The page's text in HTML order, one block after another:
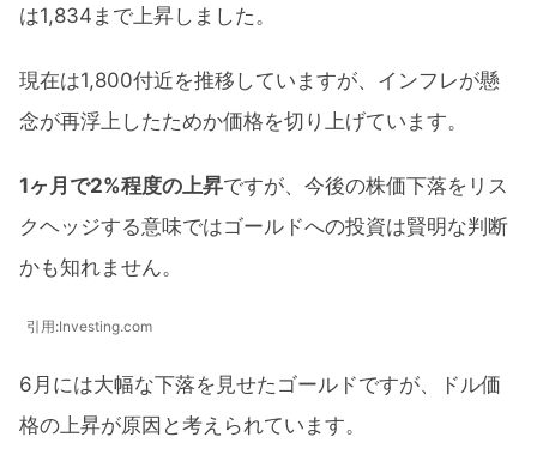
は1,834まで上昇しました。
現在は1,800付近を推移していますが、インフレが懸
念が再浮上したためか価格を切り上げています。
1ヶ月で2%程度の上昇ですが、今後の株価下落をリス
クヘッジする意味ではゴールドへの投資は賢明な判断
かも知れません。
引用:Investing.com
6月には大幅な下落を見せたゴールドですが、ドル価
格の上昇が原因と考えられています。